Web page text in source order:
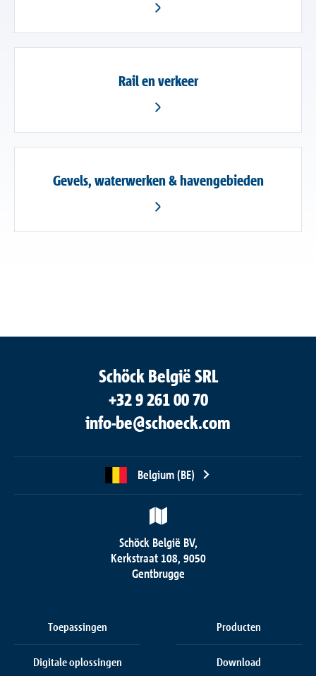
Rail en verkeer
Gevels, waterwerken & havengebieden
Schöck België SRL
+32 9 261 00 70
info-be@schoeck.com
Belgium (BE)
Schöck België BV,
Kerkstraat 108, 9050
Gentbrugge
Toepassingen Producten
Digitale oplossingen Download